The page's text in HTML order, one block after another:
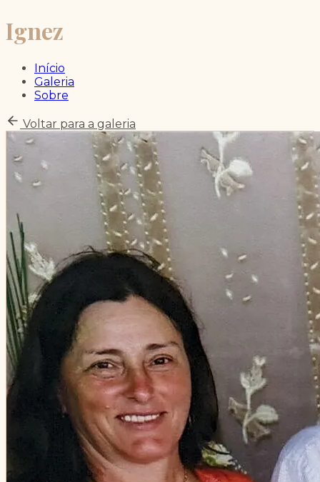
Ignez
Início
Galeria
Sobre
Voltar para a galeria